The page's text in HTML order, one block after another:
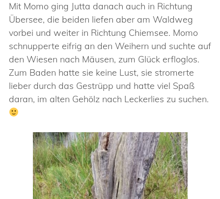
Mit Momo ging Jutta danach auch in Richtung
Übersee, die beiden liefen aber am Waldweg
vorbei und weiter in Richtung Chiemsee. Momo
schnupperte eifrig an den Weihern und suchte auf
den Wiesen nach Mäusen, zum Glück erfloglos.
Zum Baden hatte sie keine Lust, sie stromerte
lieber durch das Gestrüpp und hatte viel Spaß
daran, im alten Gehölz nach Leckerlies zu suchen.